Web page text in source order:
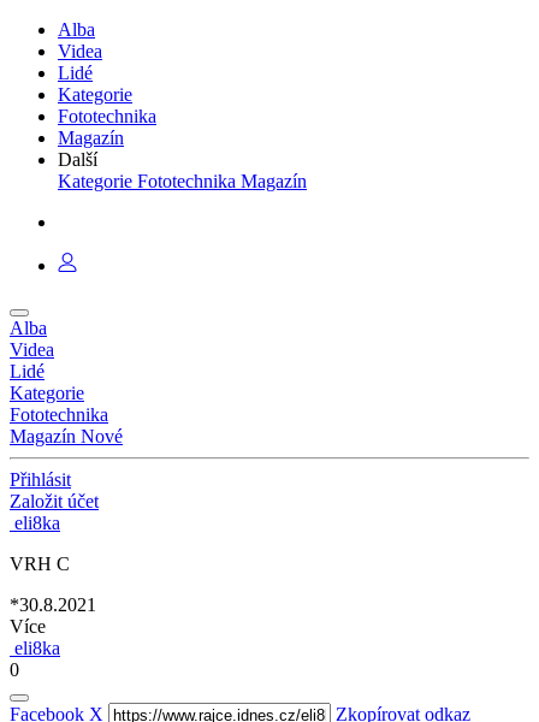
Alba
Videa
Lidé
Kategorie
Fototechnika
Magazín
Další
Kategorie Fototechnika Magazín
Alba
Videa
Lidé
Kategorie
Fototechnika
Magazín Nové
Přihlásit
Založit účet
eli8ka
VRH C
*30.8.2021
Více
eli8ka
0
Facebook X
Zkopírovat odkaz